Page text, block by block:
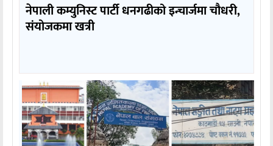
नेपाली कम्युनिस्ट पार्टी धनगढीको इन्चार्जमा चौधरी,
संयोजकमा खत्री